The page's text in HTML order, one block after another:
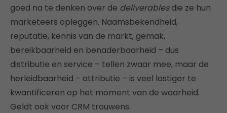
goed na te denken over de deliverablesdie ze hun
marketeers opleggen. Naamsbekendheid,
reputatie, kennis van de markt, gemak,
bereikbaarheid en benaderbaarheid – dus
distributie en service – tellen zwaar mee, maar de
herleidbaarheid – attributie – is veel lastiger te
kwantificeren op het moment van de waarheid.
Geldt ook voor CRM trouwens.